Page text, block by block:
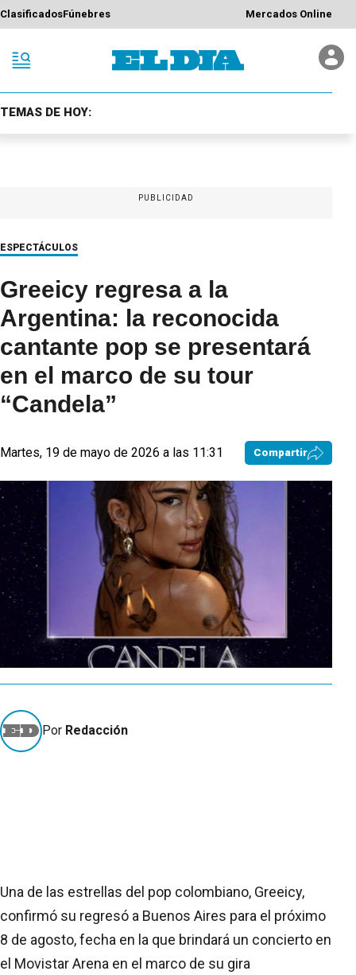
ClasificadosFúnebres Mercados Online
TEMAS DE HOY:
PUBLICIDAD
ESPECTÁCULOS
Greeicy regresa a la
Argentina: la reconocida
cantante pop se presentará
en el marco de su tour
“Candela”
Martes, 19 de mayo de 2026 a las 11:31 Compartir
Por Redacción
Una de las estrellas del pop colombiano, Greeicy,
confirmó su regresó a Buenos Aires para el próximo
8 de agosto, fecha en la que brindará un concierto en
el Movistar Arena en el marco de su gira